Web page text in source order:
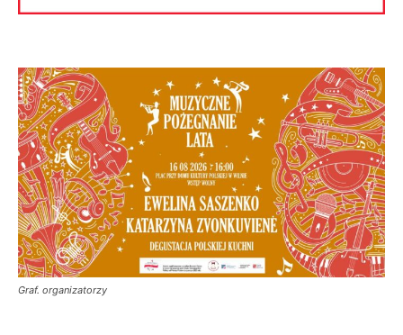
Graf. organizatorzy